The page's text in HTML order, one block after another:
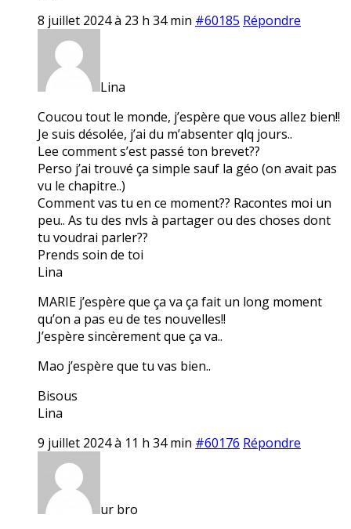
8 juillet 2024 à 23 h 34 min #60185 Répondre
Lina
Coucou tout le monde, j’espère que vous allez bien!!
Je suis désolée, j’ai du m’absenter qlq jours..
Lee comment s’est passé ton brevet??
Perso j’ai trouvé ça simple sauf la géo (on avait pas
vu le chapitre..)
Comment vas tu en ce moment?? Racontes moi un
peu.. As tu des nvls à partager ou des choses dont
tu voudrai parler??
Prends soin de toi
Lina
MARIE j’espère que ça va ça fait un long moment
qu’on a pas eu de tes nouvelles!!
J’espère sincèrement que ça va..
Mao j’espère que tu vas bien..
Bisous
Lina
9 juillet 2024 à 11 h 34 min #60176 Répondre
ur bro